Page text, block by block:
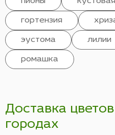
гортензия
эустома лилии
ромашка
Доставка
городах